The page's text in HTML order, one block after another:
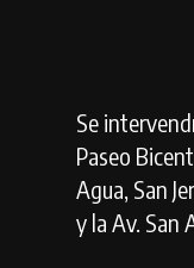
Se
Paseo
Agua, San
y la Av. San